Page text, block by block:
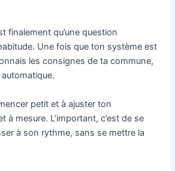
finalement qu’une question
Une fois que ton système est
les consignes de ta commune,
petit et à ajuster ton
à mesure. L’important, c’est de se
à son rythme, sans se mettre la